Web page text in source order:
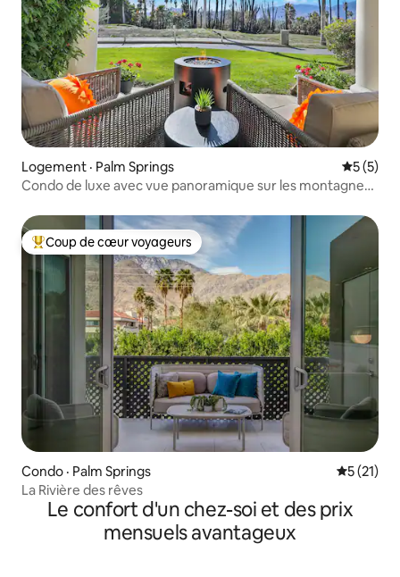
Logement · Palm Springs Note
5 (5)
Condo de luxe avec vue panoramique sur les montagnes
Coup de cœur voyageurs parmi les plus aimés
Coup de cœur voyageurs
Condo · Palm Springs Note
5 (21)
La Rivière des rêves
Le confort d'un chez-soi et des prix
mensuels avantageux